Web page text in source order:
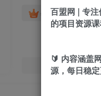
年卡会员免费
百盟网 | 专
的项目资源
🔰 内容涵盖
源，每日稳